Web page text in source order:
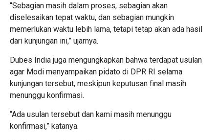
“Sebagian masih dalam proses, sebagian akan
diselesaikan tepat waktu, dan sebagian mungkin
memerlukan waktu lebih lama, tetapi tetap akan ada hasil
dari kunjungan ini,” ujarnya.
Dubes India juga mengungkapkan bahwa terdapat usulan
agar Modi menyampaikan pidato di DPR RI selama
kunjungan tersebut, meskipun keputusan final masih
menunggu konfirmasi.
“Ada usulan tersebut dan kami masih menunggu
konfirmasi,” katanya.